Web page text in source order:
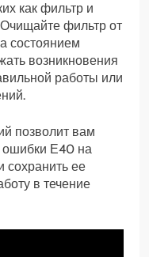
как фильтр и
фильтр от
состоянием
возникновения
работы или
позволит вам
ошибки Е40 на
сохранить ее
в течение